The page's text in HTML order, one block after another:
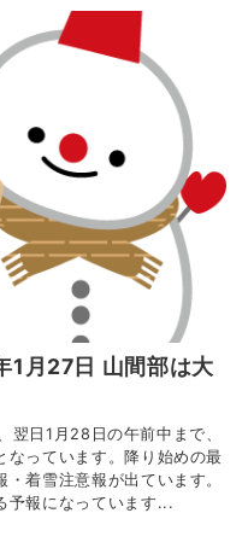
1月27日 山間部は大
日1月28日の午前中まで、
なっています。降り始めの最
着雪注意報が出ています。
予報になっています...